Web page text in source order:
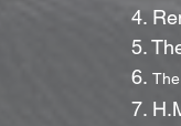
4.
5.
6.
7.